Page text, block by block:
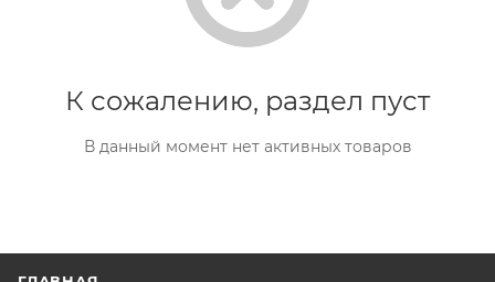
К сожалению, раздел пуст
В данный момент нет активных товаров